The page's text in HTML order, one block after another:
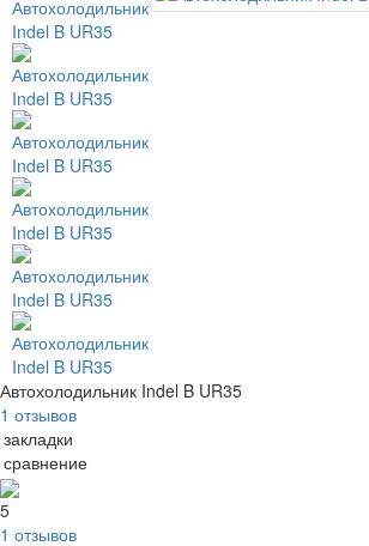
Автохолодильник Indel B UR35
1 отзывов
5
1 отзывов